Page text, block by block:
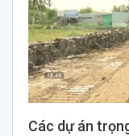
Các dự án